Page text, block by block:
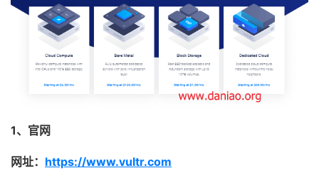
1、官网
网址： https://www.vultr.com